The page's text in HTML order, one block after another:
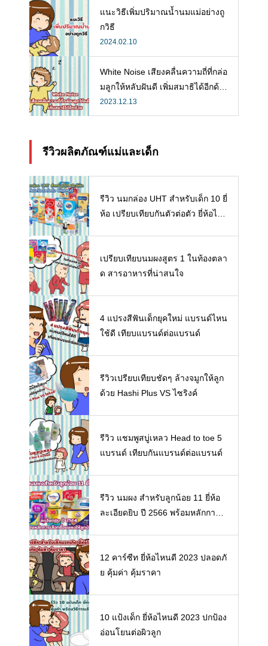
แนะวิธีเพิ่มปริมาณน้ำนมแม่อย่างถู
กวิธี
2024.02.10
White Noise เสียงคลื่นความถี่ที่กล่อ
มลูกให้หลับฝันดี เพิ่มสมาธิได้อีกด้ว
ย
2023.12.13
รีวิวผลิตภัณฑ์แม่และเด็ก
รีวิว นมกล่อง UHT สำหรับเด็ก 10 ยี่
ห้อ เปรียบเทียบกันตัวต่อตัว ยี่ห้อไห
เปรียบเทียบนมผงสูตร 1 ในท้องตลา
ด สารอาหารที่น่าสนใจ
4 แปรงสีฟันเด็กยุคใหม่ แบรนด์ไหน
ใช้ดี เทียบแบรนด์ต่อแบรนด์
รีวิวเปรียบเทียบชัดๆ ล้างจมูกให้ลูก
ด้วย Hashi Plus VS ไซริงค์
รีวิว แชมพูสบู่เหลว Head to toe 5
แบรนด์ เทียบกันแบรนด์ต่อแบรนด์
รีวิว นมผง สำหรับลูกน้อย 11 ยี่ห้อ
ละเอียดยิบ ปี 2566 พร้อมหลักการเ
12 คาร์ซีท ยี่ห้อไหนดี 2023 ปลอดภั
ย คุ้มค่า คุ้มราคา
10 แป้งเด็ก ยี่ห้อไหนดี 2023 ปกป้อง
อ่อนโยนต่อผิวลูก